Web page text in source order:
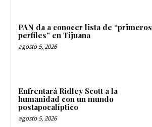
PAN da a conocer lista de “primeros
perfiles” en Tijuana
agosto 5, 2026
Enfrentará Ridley Scott a la
humanidad con un mundo
postapocalíptico
agosto 5, 2026